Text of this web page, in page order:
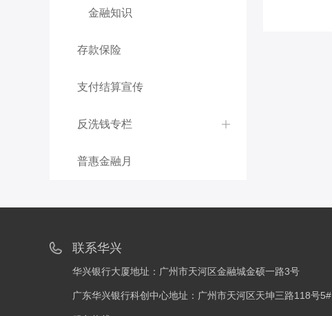
金融知识
存款保险
支付结算宣传
反洗钱专栏
普惠金融月
联系华兴
华兴银行大厦地址：广州市天河区金融城金硕一路3号
广东华兴银行科创中心地址：广州市天河区天坤三路118号5#